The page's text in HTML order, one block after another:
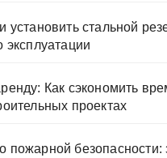
установить стальной
эксплуатации
Как сэкономить
проектах
пожарной безопасности: